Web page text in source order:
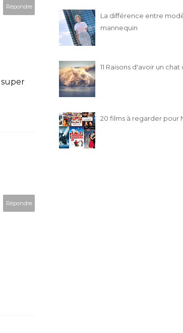
Répondre
super
Répondre
La différence entre
mannequin
11 Raisons d'avoir un chat
20 films à regarder pour